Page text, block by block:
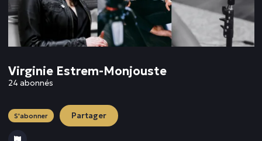
Virginie Estrem-Monjouste
24 abonnés
S'abonner Partager